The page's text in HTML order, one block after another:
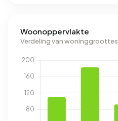
Woonoppervlakte
Verdeling van woninggroottes